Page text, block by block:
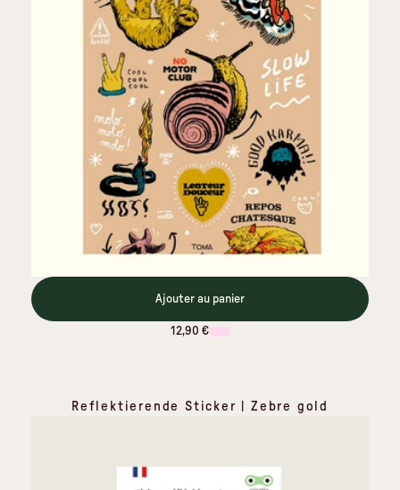
Ajouter au panier
12,90 €
Reflektierende Sticker | Zebre gold